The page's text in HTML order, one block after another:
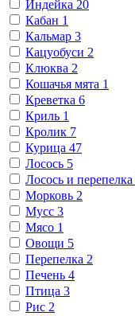
Индейка 20
Кабан 1
Кальмар 3
Кацуобуси 2
Клюква 2
Кошачья мята 1
Креветка 6
Криль 1
Кролик 7
Курица 47
Лосось 5
Лосось и перепелка
Морковь 2
Мусс 3
Мясо 1
Овощи 5
Перепелка 2
Печень 4
Птица 3
Рис 2